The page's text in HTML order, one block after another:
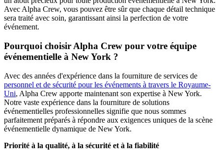
Avec Alpha Crew, vous pouvez être sûr que chaque détail technique
sera traité avec soin, garantissant ainsi la perfection de votre
événement.
Pourquoi choisir Alpha Crew pour votre équipe
événementielle à New York ?
Avec des années d'expérience dans la fourniture de services de
personnel et de sécurité pour les événements à travers le Royaume-
Uni, Alpha Crew apporte maintenant son expertise à New York.
Notre vaste expérience dans la fourniture de solutions
événementielles professionnelles signifie que nous sommes
parfaitement préparés à répondre aux exigences uniques de la scène
événementielle dynamique de New York.
Priorité à la qualité, à la sécurité et à la fiabilité